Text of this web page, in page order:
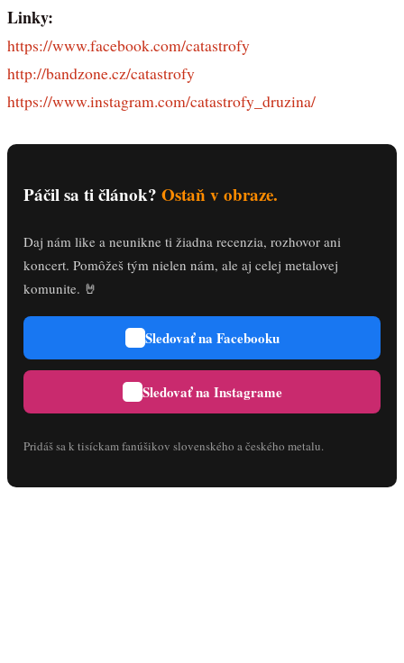
Linky:
https://www.facebook.com/catastrofy
http://bandzone.cz/catastrofy
https://www.instagram.com/catastrofy_druzina/
Páčil sa ti článok? Ostaň v obraze.
Daj nám like a neunikne ti žiadna recenzia, rozhovor ani
koncert. Pomôžeš tým nielen nám, ale aj celej metalovej
komunite. 🤘
Sledovať na Facebooku
Sledovať na Instagrame
Pridáš sa k tisíckam fanúšikov slovenského a českého metalu.